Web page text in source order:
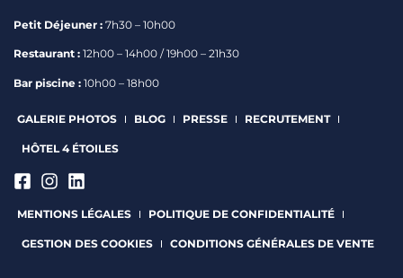
Petit Déjeuner : 7h30 – 10h00
Restaurant : 12h00 – 14h00 / 19h00 – 21h30
Bar piscine : 10h00 – 18h00
GALERIE PHOTOS BLOG PRESSE RECRUTEMENT
HÔTEL 4 ÉTOILES
MENTIONS LÉGALES POLITIQUE DE CONFIDENTIALITÉ
GESTION DES COOKIES CONDITIONS GÉNÉRALES DE VENTE